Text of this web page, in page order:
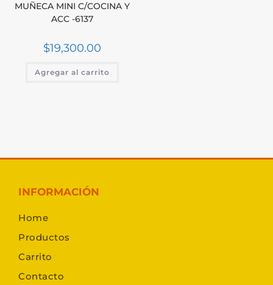
MUÑECA MINI C/COCINA Y
ACC -6137
$19,300.00
Agregar al carrito
INFORMACIÓN
Home
Productos
Carrito
Contacto